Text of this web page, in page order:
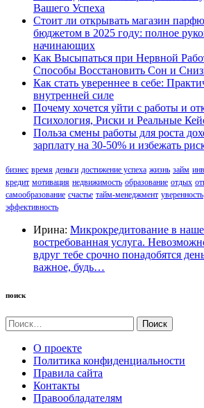
Вашего Успеха
Стоит ли открывать магазин
бюджетом в 2025 году: полное
начинающих
Как Высыпаться при Нервной
Способы Восстановить Сон и
Как стать увереннее в себе:
внутренней силе
Почему хочется уйти с работы и
Психология, Риски и Реальные
Польза смены работы для роста
зарплату на 30-50% и избежать
бизнес время деньги достижение успеха жизнь займ
кредит мотивация недвижимость образование отдых
самообразование счастье тайм-менеджмент уверенность
эффективность
Ирина: Микрокредитование в
востребованная услуга.
вдруг тебе срочно понадобятся
важное, будь…
поиск
Найти:
О проекте
Политика конфиденциальности
Правила сайта
Контакты
Правообладателям